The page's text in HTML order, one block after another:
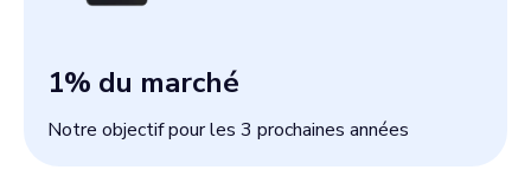
1% du marché
Notre objectif pour les 3 prochaines années